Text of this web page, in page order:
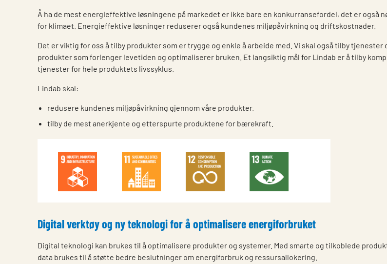
Å ha de mest energieffektive løsningene på markedet er ikke bare en konkurransefordel, det er også
for klimaet. Energieffektive løsninger reduserer også kundenes miljøpåvirkning og driftskostnader.
Det er viktig for oss å tilby produkter som er trygge og enkle å arbeide med. Vi skal også tilby tjenester
produkter som forlenger levetiden og optimaliserer bruken. Et langsiktig mål for Lindab er å tilby
tjenester for hele produktets livssyklus.
Lindab skal:
redusere kundenes miljøpåvirkning gjennom våre produkter.
tilby de mest anerkjente og etterspurte produktene for bærekraft.
Digital verktøy og ny teknologi for å optimalisere energiforbruket
Digital teknologi kan brukes til å optimalisere produkter og systemer. Med smarte og tilkoblede
data brukes til å støtte bedre beslutninger om energiforbruk og ressursallokering.